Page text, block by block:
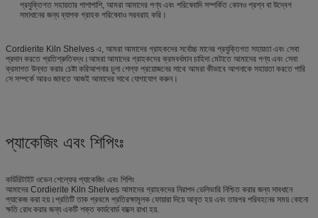
প্রযুক্তিগত সহায়তার পাশাপাশি, আমরা আমাদের পণ্য এবং পরিষেবাদি সম্পর্কিত কোনও প্রশ্ন বা উদ্বেগ
সমাধানের জন্য ব্যাপক গ্রাহক পরিষেবাও সরবরাহ করি।
Cordierite Kiln Shelves এ, আমরা আমাদের গ্রাহকদের সর্বোচ্চ মানের প্রযুক্তিগত সহায়তা এবং সেবা
প্রদান করতে প্রতিশ্রুতিবদ্ধ।আমরা আমাদের গ্রাহকদের ক্রমবর্ধমান চাহিদা মেটাতে আমাদের পণ্য এবং সেবা
ক্রমাগত উন্নত করার চেষ্টা করিআপনার চুলা শেল্ফ প্রয়োজনের সাথে আমরা কীভাবে আপনাকে সহায়তা করতে পারি
সে সম্পর্কে আরও জানতে আজই আমাদের সাথে যোগাযোগ করুন।
প্যাকেজিং এবং শিপিংঃ
কর্ডিরিটাইট ওভেন শেল্ফের প্যাকেজিং এবং শিপিং
আমাদের Cordierite Kiln Shelves আমাদের গ্রাহকদের নিরাপদ ডেলিভারি নিশ্চিত করার জন্য সাবধানে
প্যাকেজ করা হয়।প্রতিটি তাক প্রথমে প্রতিরক্ষামূলক ফোয়ারা দিয়ে আবৃত হয় এবং তারপর পরিবহনের সময় কোনো
ক্ষতি রোধ করার জন্য একটি শক্ত কার্ডবোর্ড বাক্সে রাখা হয়.